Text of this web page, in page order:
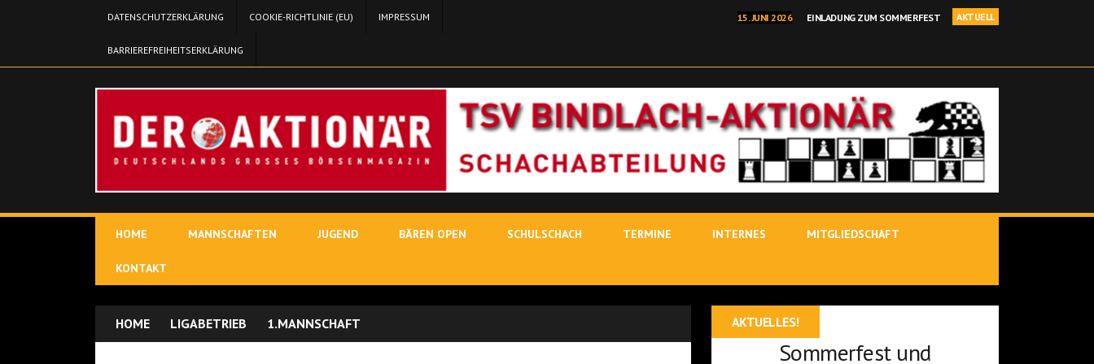
DATENSCHUTZERKLÄRUNG COOKIE-RICHTLINIE (EU) IMPRESSUM
BARRIEREFREIHEITSERKLÄRUNG
AKTUELL
15. JUNI 2026 EINLADUNG ZUM SOMMERFEST
11. MAI 2026 SCHNELLSCHACH KREISEINZELMEISTERSCHAFT IN KIRCHENLAMITZ
POSTBAUER-HENG – YOUTUBE-STARS IM ROTEN SALON
19. JUNI 2026 SCHACHLEHRER JÜRGEN DELITZSCH IST BINDLACHER VEREINSMEISTER 25/26!
HOME MANNSCHAFTEN JUGEND BÄREN OPEN SCHULSCHACH TERMINE INTERNES MITGLIEDSCHAFT
KONTAKT
HOME LIGABETRIEB 1.MANNSCHAFT AKTUELLES!
Sommerfest und